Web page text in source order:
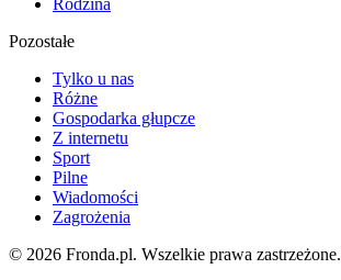
Pozostałe
Tylko u nas
Różne
Gospodarka głupcze
Z internetu
Sport
Pilne
Wiadomości
Zagrożenia
© 2026 Fronda.pl. Wszelkie prawa zastrzeżone.